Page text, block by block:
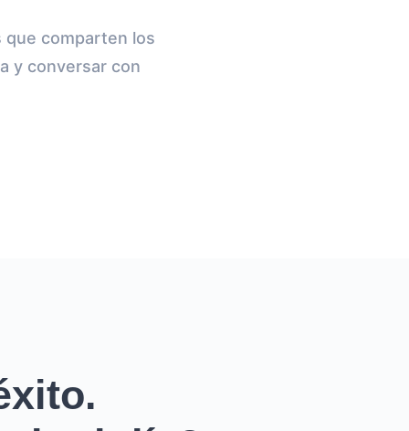
que comparten los
y conversar con